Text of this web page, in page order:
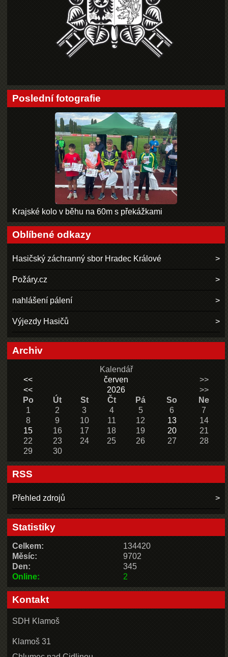
Poslední fotografie
Krajské kolo v běhu na 60m s překážkami
Oblíbené odkazy
Hasičský záchranný sbor Hradec Králové
Požáry.cz
nahlášení pálení
Výjezdy Hasičů
Archiv
Kalendář
<<
červen
>>
<<
2026
>>
Po
Út St Čt Pá So
Ne
1
2 3 4 5 6
7
8
9 10 11 12 13
14
15
16 17 18 19 20
21
22
23 24 25 26 27
28
29
30
RSS
Přehled zdrojů
Statistiky
Online: 2
Celkem:
134420
Měsíc:
9702
Den:
345
Kontakt
SDH Klamoš
Klamoš 31